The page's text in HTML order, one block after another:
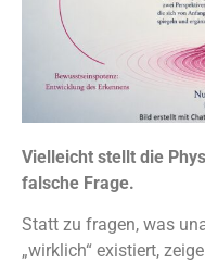
Vielleicht stellt die
falsche Frage.
Statt zu fragen, was
„wirklich“ existiert,